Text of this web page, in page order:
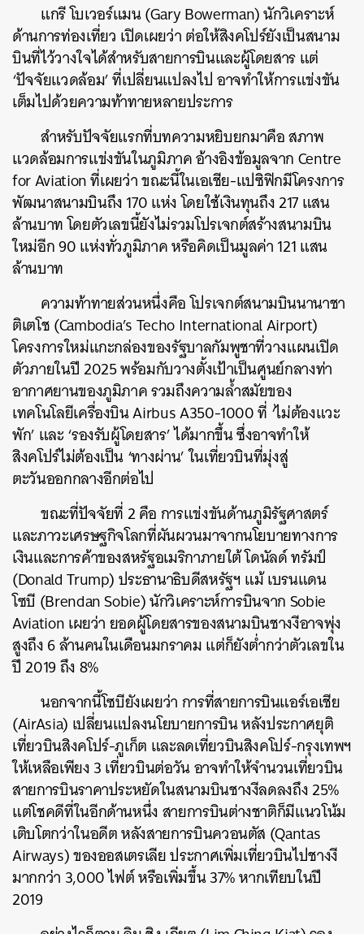
แกรี โบเวอร์แมน (Gary Bowerman) นักวิเคราะห์
ด้านการท่องเที่ยว เปิดเผยว่า ต่อให้สิงคโปร์ยังเป็นสนาม
บินที่ไว้วางใจได้สำหรับสายการบินและผู้โดยสาร แต่
‘ปัจจัยแวดล้อม’ ที่เปลี่ยนแปลงไป อาจทำให้การแข่งขัน
เต็มไปด้วยความท้าทายหลายประการ
สำหรับปัจจัยแรกที่บทความหยิบยกมาคือ สภาพ
แวดล้อมการแข่งขันในภูมิภาค อ้างอิงข้อมูลจาก Centre
for Aviation ที่เผยว่า ขณะนี้ในเอเชีย-แปซิฟิกมีโครงการ
พัฒนาสนามบินถึง 170 แห่ง โดยใช้เงินทุนถึง 217 แสน
ล้านบาท โดยตัวเลขนี้ยังไม่รวมโปรเจกต์สร้างสนามบิน
ใหม่อีก 90 แห่งทั่วภูมิภาค หรือคิดเป็นมูลค่า 121 แสน
ล้านบาท
ความท้าทายส่วนหนึ่งคือ โปรเจกต์สนามบินนานาชา
ติเตโช (Cambodia’s Techo International Airport)
โครงการใหม่แกะกล่องของรัฐบาลกัมพูชาที่วางแผนเปิด
ตัวภายในปี 2025 พร้อมกับวางตั้งเป้าเป็นศูนย์กลางท่า
อากาศยานของภูมิภาค รวมถึงความล้ำสมัยของ
เทคโนโลยีเครื่องบิน Airbus A350-1000 ที่ ‘ไม่ต้องแวะ
พัก’ และ ‘รองรับผู้โดยสาร’ ได้มากขึ้น ซึ่งอาจทำให้
สิงคโปร์ไม่ต้องเป็น ‘ทางผ่าน’ ในเที่ยวบินที่มุ่งสู่
ตะวันออกกลางอีกต่อไป
ขณะที่ปัจจัยที่ 2 คือ การแข่งขันด้านภูมิรัฐศาสตร์
และภาวะเศรษฐกิจโลกที่ผันผวนมาจากนโยบายทางการ
เงินและการค้าของสหรัฐอเมริกาภายใต้ โดนัลด์ ทรัมป์
(Donald Trump) ประธานาธิบดีสหรัฐฯ แม้ เบรนแดน
โซบี (Brendan Sobie) นักวิเคราะห์การบินจาก Sobie
Aviation เผยว่า ยอดผู้โดยสารของสนามบินชางงีอาจพุ่ง
สูงถึง 6 ล้านคนในเดือนมกราคม แต่ก็ยังต่ำกว่าตัวเลขใน
ปี 2019 ถึง 8%
นอกจากนี้โซบียังเผยว่า การที่สายการบินแอร์เอเชีย
(AirAsia) เปลี่ยนแปลงนโยบายการบิน หลังประกาศยุติ
เที่ยวบินสิงคโปร์-ภูเก็ต และลดเที่ยวบินสิงคโปร์-กรุงเทพฯ
ให้เหลือเพียง 3 เที่ยวบินต่อวัน อาจทำให้จำนวนเที่ยวบิน
สายการบินราคาประหยัดในสนามบินชางงีลดลงถึง 25%
แต่โชคดีที่ในอีกด้านหนึ่ง สายการบินต่างชาติก็มีแนวโน้ม
เติบโตกว่าในอดีต หลังสายการบินควอนตัส (Qantas
Airways) ของออสเตรเลีย ประกาศเพิ่มเที่ยวบินไปชางงี
มากกว่า 3,000 ไฟต์ หรือเพิ่มขึ้น 37% หากเทียบในปี
2019